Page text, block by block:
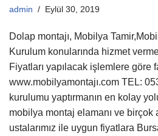
admin Eylül 30, 2019
Dolap montajı, Mobilya
Kurulum konularında hizmet
Fiyatları yapılacak işlemlere göre
www.mobilyamontajı.com TEL:
kurulumu yaptırmanın en kolay
mobilya montaj elamanı ve birçok
ustalarımız ile uygun fiyatlara